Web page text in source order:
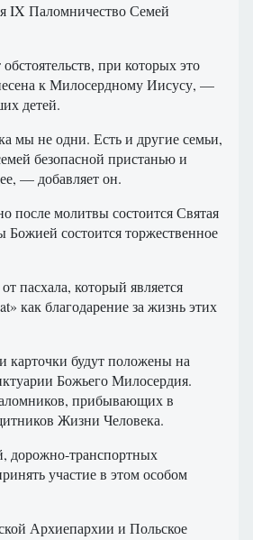
IX Паломничество Семей
при которых это
к Милосердному Иисусу, —
детей.
мы не одни. Есть и другие семьи,
безопасной пристанью и
— добавляет он.
после молитвы состоится Святая
состоится торжественное
пасхала, который является
благодарение за жизнь этих
карточки будут положены на
Божьего Милосердия.
прибывающих в
Жизни Человека.
дорожно-транспортных
участие в этом особом
Архиепархии и Польское